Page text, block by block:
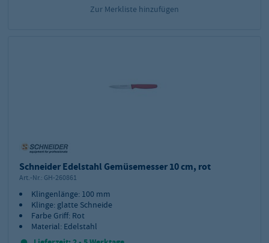
Zur Merkliste hinzufügen
Schneider Edelstahl Gemüsemesser 10 cm, rot
Art.-Nr.: GH-260861
Klingenlänge: 100 mm
Klinge: glatte Schneide
Farbe Griff: Rot
Material: Edelstahl